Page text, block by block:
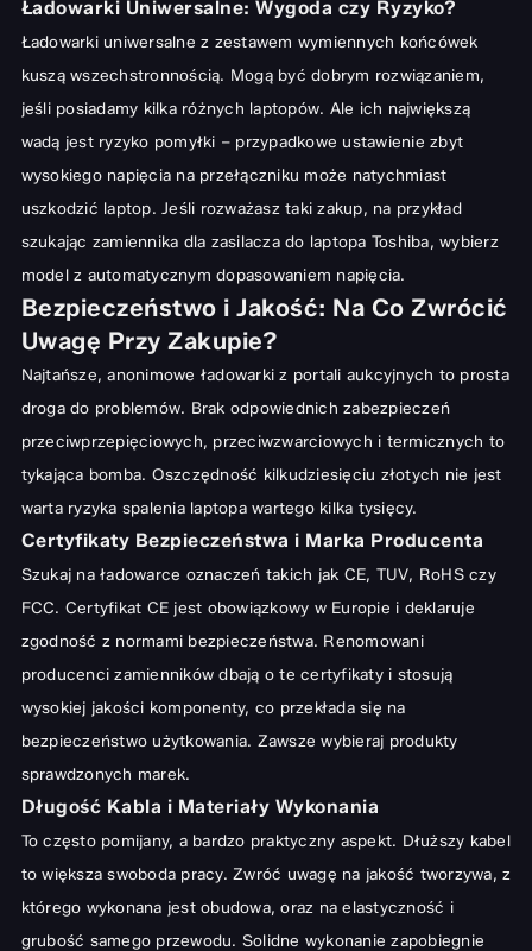
Ładowarki Uniwersalne: Wygoda czy Ryzyko?
Ładowarki uniwersalne z zestawem wymiennych końcówek
kuszą wszechstronnością. Mogą być dobrym rozwiązaniem,
jeśli posiadamy kilka różnych laptopów. Ale ich największą
wadą jest ryzyko pomyłki – przypadkowe ustawienie zbyt
wysokiego napięcia na przełączniku może natychmiast
uszkodzić laptop. Jeśli rozważasz taki zakup, na przykład
szukając zamiennika dla zasilacza do laptopa Toshiba, wybierz
model z automatycznym dopasowaniem napięcia.
Bezpieczeństwo i Jakość: Na Co Zwrócić
Uwagę Przy Zakupie?
Najtańsze, anonimowe ładowarki z portali aukcyjnych to prosta
droga do problemów. Brak odpowiednich zabezpieczeń
przeciwprzepięciowych, przeciwzwarciowych i termicznych to
tykająca bomba. Oszczędność kilkudziesięciu złotych nie jest
warta ryzyka spalenia laptopa wartego kilka tysięcy.
Certyfikaty Bezpieczeństwa i Marka Producenta
Szukaj na ładowarce oznaczeń takich jak CE, TUV, RoHS czy
FCC. Certyfikat CE jest obowiązkowy w Europie i deklaruje
zgodność z normami bezpieczeństwa. Renomowani
producenci zamienników dbają o te certyfikaty i stosują
wysokiej jakości komponenty, co przekłada się na
bezpieczeństwo użytkowania. Zawsze wybieraj produkty
sprawdzonych marek.
Długość Kabla i Materiały Wykonania
To często pomijany, a bardzo praktyczny aspekt. Dłuższy kabel
to większa swoboda pracy. Zwróć uwagę na jakość tworzywa, z
którego wykonana jest obudowa, oraz na elastyczność i
grubość samego przewodu. Solidne wykonanie zapobiegnie